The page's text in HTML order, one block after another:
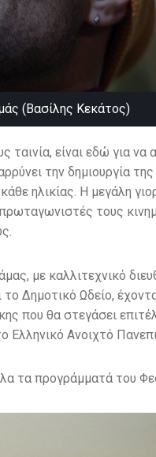
(Βασίλης Κεκάτος)
είναι εδώ για να
την δημιουργία της
ηλικίας. Η μεγάλη
τους
με καλλιτεχνικό
Δημοτικό Ωδείο,
που θα στεγάσει
Ανοιχτό
τα προγράμματά του